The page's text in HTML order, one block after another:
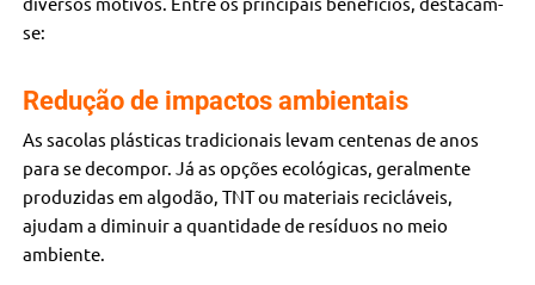
se:
Redução de impactos ambientais
As sacolas plásticas tradicionais levam centenas de anos
para se decompor. Já as opções ecológicas, geralmente
produzidas em algodão, TNT ou materiais recicláveis,
ajudam a diminuir a quantidade de resíduos no meio
ambiente.